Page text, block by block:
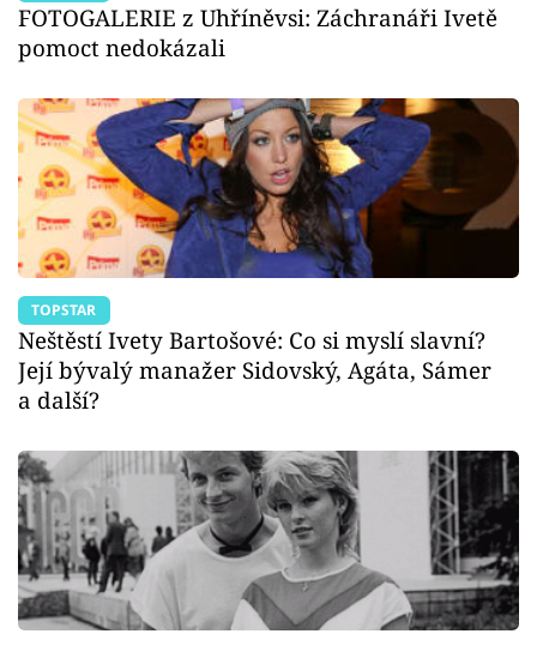
FOTOGALERIE z Uhříněvsi: Záchranáři Ivetě
pomoct nedokázali
TOPSTAR
Neštěstí Ivety Bartošové: Co si myslí slavní?
Její bývalý manažer Sidovský, Agáta, Sámer
a další?